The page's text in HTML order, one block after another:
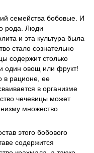
семейства бобовые. И
рода. Люди
и эта культура была
стало сознательно
содержит столько
один овощ или фрукт!
в рационе, ее
в организме
чечевицы может
множество
этого бобового
содержится